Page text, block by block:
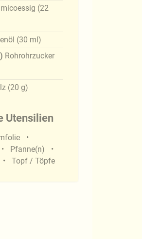
(22
(30 ml)
Rohrohrzucker
(20 g)
Utensilien
Pfanne(n)
Topf / Töpfe